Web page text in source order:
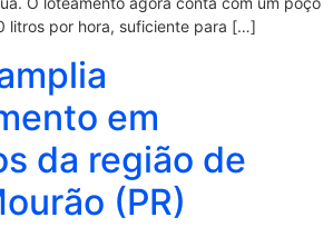
litros por hora, suficiente para […]
em
da região de
(PR)